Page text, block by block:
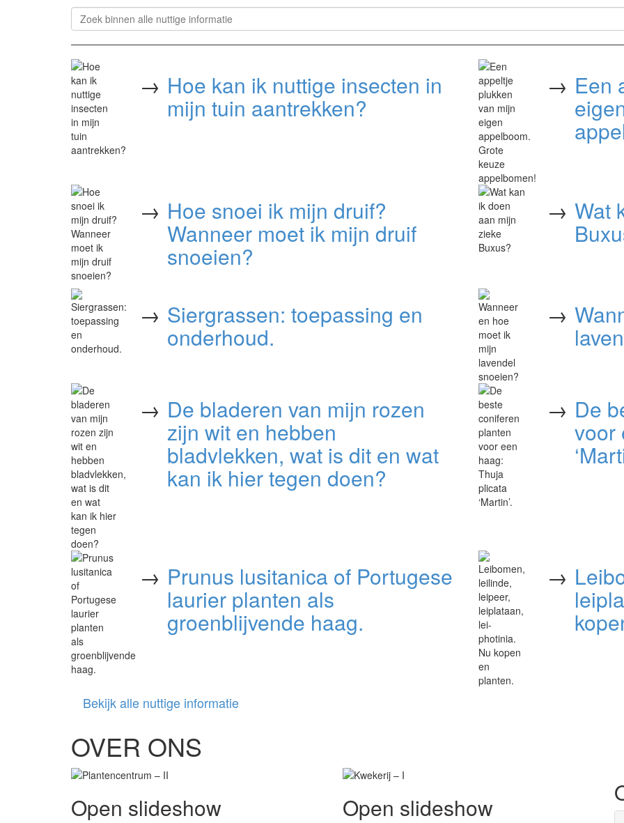
→ Hoe kan ik nuttige insecten in
mijn tuin aantrekken?
→ Een
→ Hoe snoei ik mijn druif?
Wanneer moet ik mijn druif
snoeien?
→ Wat
→ Siergrassen: toepassing en
onderhoud.
→
→ De bladeren van mijn rozen
zijn wit en hebben
bladvlekken, wat is dit en wat
kan ik hier tegen doen?
→ De
voor
→ Prunus lusitanica of Portugese
laurier planten als
groenblijvende haag.
→
Bekijk alle nuttige informatie
OVER ONS
Open slideshow Open slideshow